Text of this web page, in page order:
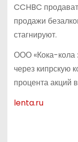
CCHBC
продажи
стагнируют.
ООО «Кока-кола
через кипрскую
процента
lenta.ru